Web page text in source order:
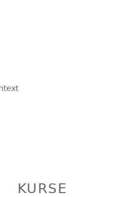
KURSE